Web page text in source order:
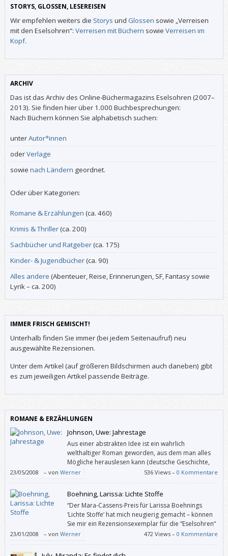
STORYS, GLOSSEN, LESEREISEN
Wir empfehlen weiters die Storys und Glossen sowie „Verreisen
mit den Eselsohren“: Verreisen mit Büchern sowie Verreisen im
Kopf.
ARCHIV
Das ist das Archiv des Online-Büchermagazins Eselsohren (2007–
2013). Sie finden hier über 1.000 Buchbesprechungen:
Nach Büchern können Sie alphabetisch suchen:
unterAutor*innen
oderVerlage
sowie nach Ländern geordnet.
Oder über Kategorien:
Romane & Erzählungen (ca. 460)
Krimis & Thriller(ca. 200)
Sachbücher und Ratgeber(ca. 175)
Kinder- & Jugendbücher(ca. 90)
Alles andere (Abenteuer, Reise, Erinnerungen, SF, Fantasy sowie
Lyrik – ca. 200)
IMMER FRISCH GEMISCHT!
Unterhalb finden Sie immer (bei jedem Seitenaufruf) neu
ausgewählte Rezensionen.
Unter dem Artikel (auf größeren Bildschirmen auch daneben) gibt
es zum jeweiligen Artikel passende Beiträge.
ROMANE & ERZÄHLUNGEN
Johnson, Uwe: Jahrestage
Aus einer abstrakten Idee ist ein wahrlich
welthaltiger Roman geworden, aus dem man alles
Mögliche herauslesen kann (deutsche Geschichte,
Gesellschaftskritik, Conditio humana) und der
dennoch unerschöpflich bleibt.
23/05/2008 – von Werner 536 Views –0 Kommentare
Boehning, Larissa: Lichte Stoffe
“Der Mara-Cassens-Preis für Larissa Boehnings
‘Lichte Stoffe’ hat mich neugierig gemacht – können
Sie mir ein Rezensionsexemplar für die “Eselsohren“
schicken?”, hab ich an den Eichborn-Verlag
geschrieben, und man konnte. Dieser Literaturpreis ist angeblich der
einzige, der von einer Leserjury vergeben wird, und ich dachte, anhand
23/01/2008 – von Werner 472 Views –0 Kommentare